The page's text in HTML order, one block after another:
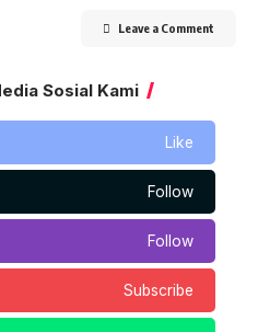
Leave a Comment
Sosial Kami
Like
Follow
Follow
Subscribe